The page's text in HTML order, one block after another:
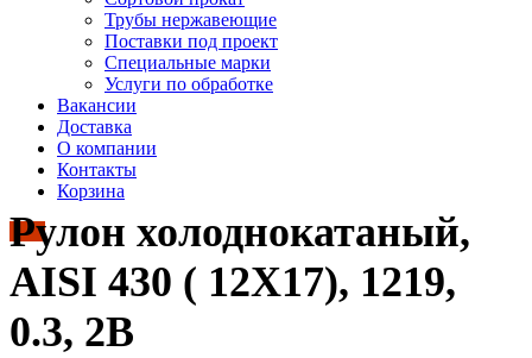
Трубы нержавеющие
Поставки под проект
Специальные марки
Услуги по обработке
Вакансии
Доставка
О компании
Контакты
Корзина
Рулон холоднокатаный,
AISI 430 ( 12Х17), 1219,
0.3, 2B